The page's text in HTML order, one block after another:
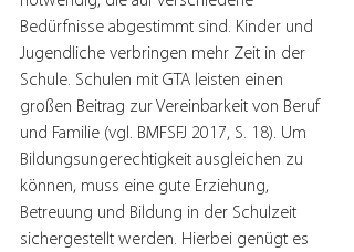
Bedürfnisse abgestimmt sind. Kinder und
Jugendliche verbringen mehr Zeit in der
Schule. Schulen mit GTA leisten einen
großen Beitrag zur Vereinbarkeit von Beruf
und Familie (vgl. BMFSFJ 2017, S. 18). Um
Bildungsungerechtigkeit ausgleichen zu
können, muss eine gute Erziehung,
Betreuung und Bildung in der Schulzeit
sichergestellt werden. Hierbei genügt es